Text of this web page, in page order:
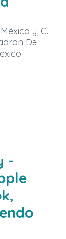
y, C.
De
-